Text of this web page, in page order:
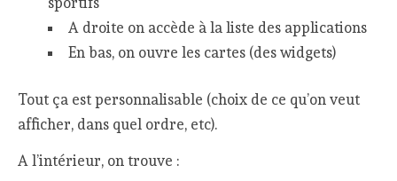
A droite on accède à la liste des applications
En bas, on ouvre les cartes (des widgets)
Tout ça est personnalisable (choix de ce qu’on veut
afficher, dans quel ordre, etc).
A l’intérieur, on trouve :